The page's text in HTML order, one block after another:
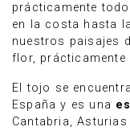
Anúnciate
prácticamente
en la costa hasta
nuestros paisajes
flor,
El tojo se
España y es una
Cantabria,